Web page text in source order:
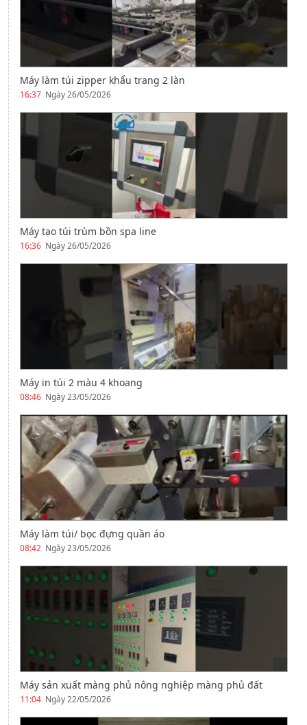
Máy làm túi zipper khẩu trang 2 làn
16:37 Ngày 26/05/2026
Máy tạo túi trùm bồn spa line
16:36 Ngày 26/05/2026
Máy in túi 2 màu 4 khoang
08:46 Ngày 23/05/2026
Máy làm túi/ bọc đựng quần áo
08:42 Ngày 23/05/2026
Máy sản xuất màng phủ nông nghiệp màng phủ đất
11:04 Ngày 22/05/2026